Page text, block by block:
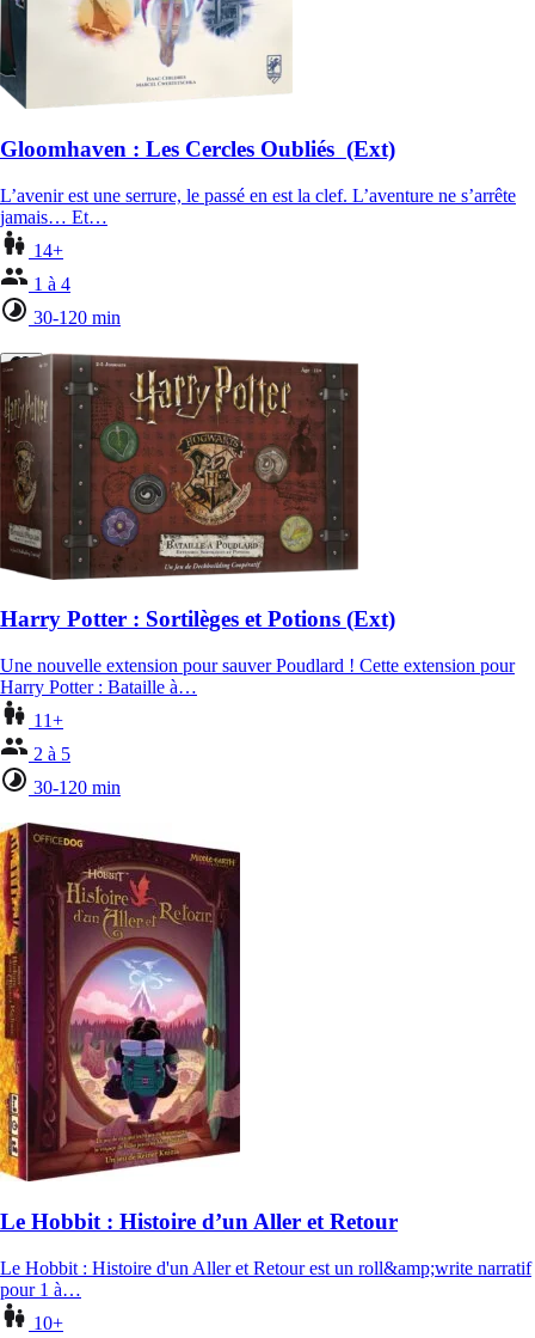
Gloomhaven : Les Cercles Oubliés (Ext)
L’avenir est une serrure, le passé en est la clef. L’aventure ne s’arrête
jamais… Et…
14+
1 à 4
30-120 min
Harry Potter : Sortilèges et Potions (Ext)
Une nouvelle extension pour sauver Poudlard ! Cette extension pour
Harry Potter : Bataille à…
11+
2 à 5
30-120 min
Le Hobbit : Histoire d’un Aller et Retour
Le Hobbit : Histoire d'un Aller et Retour est un roll&amp;write narratif
pour 1 à…
10+